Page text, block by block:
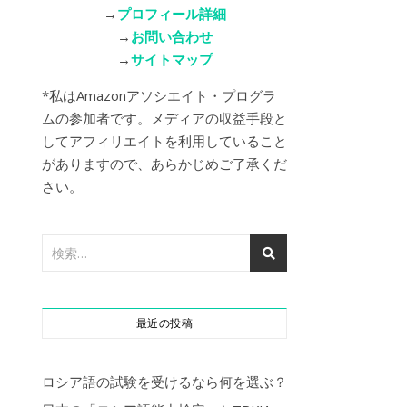
→ プロフィール詳細
→ お問い合わせ
→サイトマップ
*私はAmazonアソシエイト・プログラ
ムの参加者です。メディアの収益手段と
してアフィリエイトを利用していること
がありますので、あらかじめご了承くだ
さい。
最近の投稿
ロシア語の試験を受けるなら何を選ぶ？